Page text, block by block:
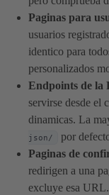
Paginas para
usuarios
identico para
personalizados
Endpoints de la
servirse desde el
dinamicas. La
json/
por
Paginas de
redirigen a una
excluye esa URL.